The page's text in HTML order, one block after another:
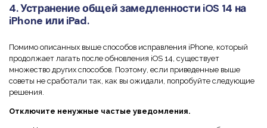
4. Устранение общей замедленности iOS 14 на
iPhone или iPad.
Помимо описанных выше способов исправления iPhone, который
продолжает лагать после обновления iOS 14, существует
множество других способов. Поэтому, если приведенные выше
советы не сработали так, как вы ожидали, попробуйте следующие
решения.
Отключите ненужные частые уведомления.